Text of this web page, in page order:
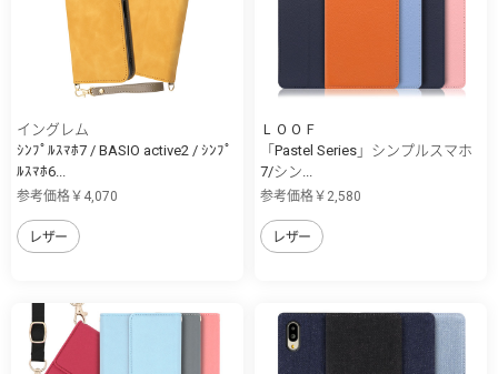
イングレム
ｼﾝﾌﾟﾙｽﾏﾎ7 / BASIO active2 / ｼﾝﾌﾟ
ﾙｽﾏﾎ6...
参考価格￥4,070
レザー
ＬＯＯＦ
「Pastel Series」シンプルスマホ
7/シン...
参考価格￥2,580
レザー